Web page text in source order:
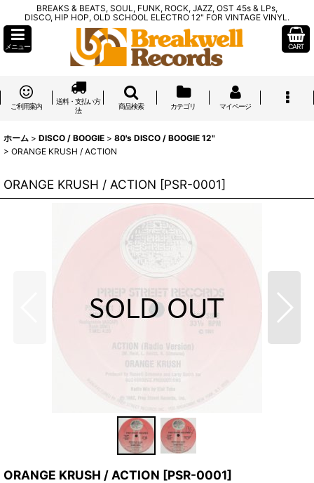
BREAKS & BEATS, SOUL, FUNK, ROCK, JAZZ, OST 45s & LPs,
DISCO, HIP HOP, OLD SCHOOL ELECTRO 12" FOR VINTAGE VINYL.
メニュー CART
ご利用案内
送料・支払い方
法
商品検索 カテゴリ マイページ
ホーム > DISCO / BOOGIE > 80's DISCO / BOOGIE 12"
> ORANGE KRUSH / ACTION
ORANGE KRUSH / ACTION [PSR-0001]
ORANGE KRUSH / ACTION [PSR-0001]